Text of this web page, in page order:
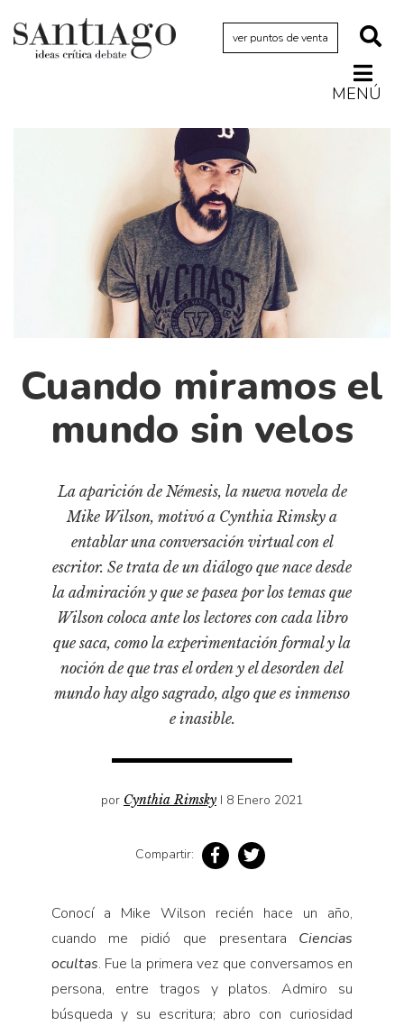
ver puntos de venta
MENÚ
Cine y televisión
Cultura
Diccionario portátil de la literatura chilena
Fragmentos
Gran reserva
Historia material de los libros
Lagunas mentales
Libros usados
Literatura
Narrativas visuales
Política
Relecturas
Sociedad
Turismo accidental
Cuando miramos el
mundo sin velos
La aparición de Némesis, la nueva novela de
Mike Wilson, motivó a Cynthia Rimsky a
entablar una conversación virtual con el
escritor. Se trata de un diálogo que nace desde
la admiración y que se pasea por los temas que
Wilson coloca ante los lectores con cada libro
que saca, como la experimentación formal y la
noción de que tras el orden y el desorden del
mundo hay algo sagrado, algo que es inmenso
e inasible.
por Cynthia Rimsky I 8 Enero 2021
Compartir:
Conocí a Mike Wilson recién hace un año,
cuando me pidió que presentara Ciencias
ocultas. Fue la primera vez que conversamos en
persona, entre tragos y platos. Admiro su
búsqueda y su escritura; abro con curiosidad